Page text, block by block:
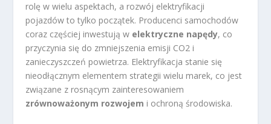
rolę w wielu aspektach, a rozwój elektryfikacji
pojazdów to tylko początek. Producenci samochodów
coraz częściej inwestują w elektryczne napędy, co
przyczynia się do zmniejszenia emisji CO2 i
zanieczyszczeń powietrza. Elektryfikacja stanie się
nieodłącznym elementem strategii wielu marek, co jest
związane z rosnącym zainteresowaniem
zrównoważonym rozwojem i ochroną środowiska.